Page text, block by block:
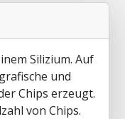
Silizium. Auf
und
Chips erzeugt.
von Chips.